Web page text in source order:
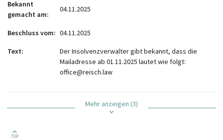
Bekannt
gemacht am
04.11.2025
Beschluss vom 04.11.2025
Text
Der Insolvenzverwalter gibt bekannt, dass die
Mailadresse ab 01.11.2025 lautet wie folgt:
office@reisch.law
Mehr anzeigen (3)
TOP